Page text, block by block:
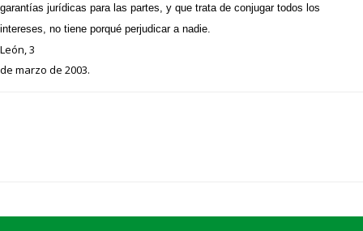
garantías jurídicas para las partes, y que trata de conjugar todos los
intereses, no tiene porqué perjudicar a nadie.
León, 3
de marzo de 2003.